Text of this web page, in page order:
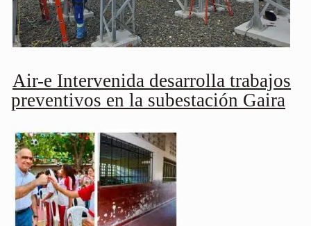
Air-e Intervenida desarrolla trabajos
preventivos en la subestación Gaira